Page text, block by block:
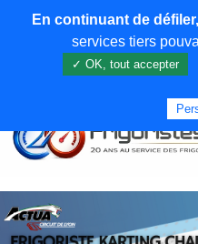
En continuant de défiler,
services tiers
✓ OK, tout accepter